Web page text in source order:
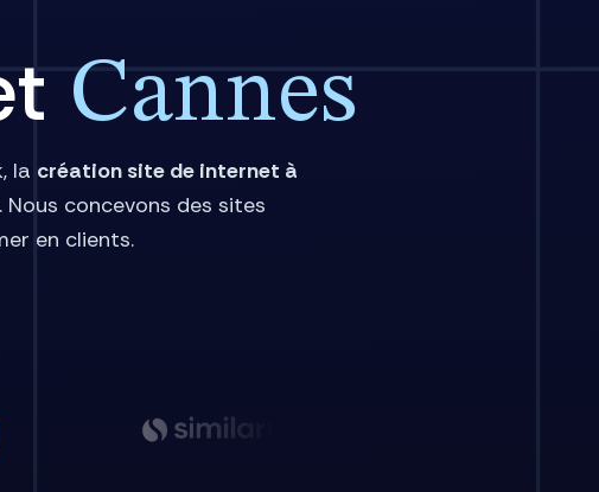
Cannes
la création site de internet à
concevons des sites
en clients.